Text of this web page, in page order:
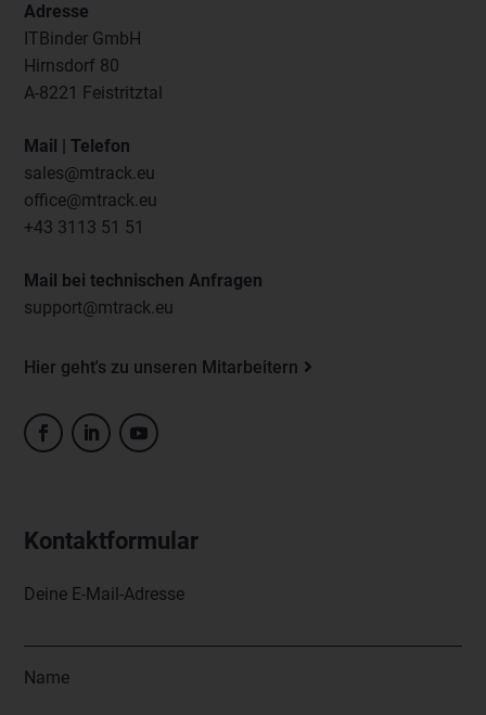
Adresse
ITBinder GmbH
Hirnsdorf 80
A-8221 Feistritztal
Mail | Telefon
sales@mtrack.eu
office@mtrack.eu
+43 3113 51 51
Mail bei technischen Anfragen
support@mtrack.eu
Hier geht's zu unseren Mitarbeitern
Kontaktformular
Deine E-Mail-Adresse
Name